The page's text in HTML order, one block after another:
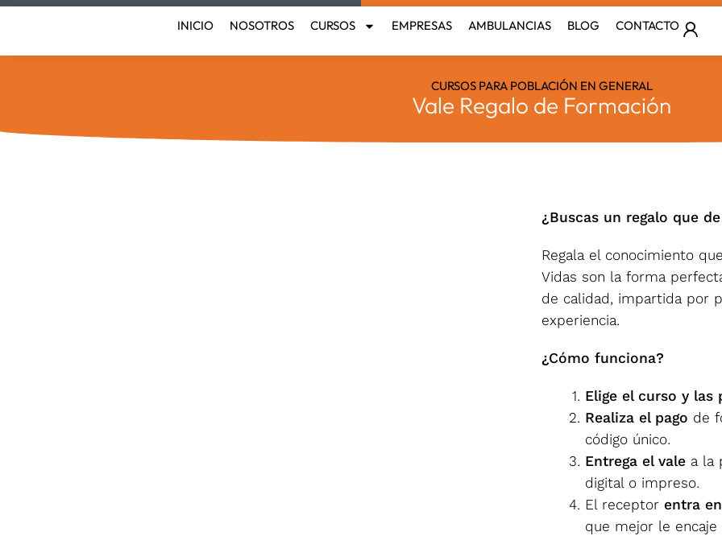
Ir
contenido
INICIO NOSOTROS CURSOS EMPRESAS AMBULANCIAS BLOG CONTACTO
CURSOS PARA POBLACIÓN EN GENERAL
Vale Regalo de Formación
¿Buscas un regalo que
Regala el conocimiento
Vidas son la forma
de calidad, impartida por
experiencia.
¿Cómo funciona?
Elige el curso y las
Realiza el pago de
código único.
Entrega el vale a la
digital o impreso.
El receptor entra
que mejor le encaje